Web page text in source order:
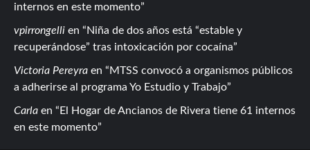
internos en este momento
vpirrongelli en
Niña de dos años está “estable y
recuperándose” tras intoxicación por cocaína
Victoria Pereyra en
MTSS convocó a organismos públicos
a adherirse al programa Yo Estudio y Trabajo
Carla en
El Hogar de Ancianos de Rivera tiene 61 internos
en este momento